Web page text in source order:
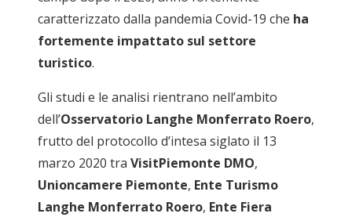
caratterizzato dalla pandemia Covid-19 che ha
fortemente impattato sul settore
turistico.
Gli studi e le analisi rientrano nell’ambito
dell’Osservatorio Langhe Monferrato Roero,
frutto del protocollo d’intesa siglato il 13
marzo 2020 tra VisitPiemonte DMO,
Unioncamere Piemonte, Ente Turismo
Langhe Monferrato Roero, Ente Fiera